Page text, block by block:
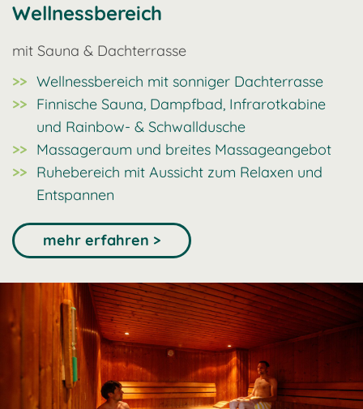
Wellnessbereich
mit Sauna & Dachterrasse
Wellnessbereich mit sonniger Dachterrasse
Finnische Sauna, Dampfbad, Infrarotkabine
und Rainbow- & Schwalldusche
Massageraum und breites Massageangebot
Ruhebereich mit Aussicht zum Relaxen und
Entspannen
mehr erfahren >